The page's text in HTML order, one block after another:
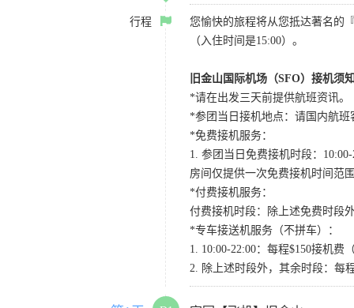
行程
您愉快的旅程将从您抵达著名的
（入住时间是15:00）。
旧金山国际机场（SFO）接机须
*请在出发三天前提供航班资讯。
*参团当日接机地点：请国内航班
*免费接机服务：
1. 参团当日免费接机时段：
房间仅提供一次免费接机时间范
*付费接机服务：
付费接机时段：除上述免费时段
*专车接送机服务（不拼车）：
1. 10:00-22:00：每程$150接机
2. 除上述时段外，其余时段：每